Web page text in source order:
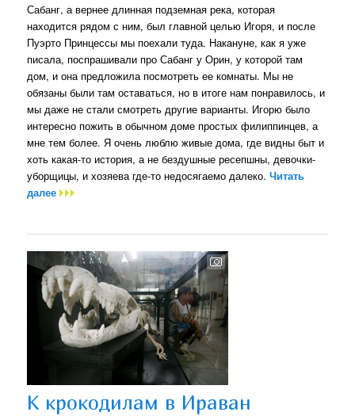
Сабанг, а вернее длинная подземная река, которая
находится рядом с ним, был главной целью Игоря, и после
Пуэрто Принцессы мы поехали туда. Накануне, как я уже
писала, поспрашивали про Сабанг у Орин, у которой там
дом, и она предложила посмотреть ее комнаты. Мы не
обязаны были там оставаться, но в итоге нам понравилось, и
мы даже не стали смотреть другие варианты. Игорю было
интересно пожить в обычном доме простых филиппинцев, а
мне тем более. Я очень люблю живые дома, где видны быт и
хоть какая-то история, а не бездушные ресепшны, девочки-
уборщицы, и хозяева где-то недосягаемо далеко.Читать
далее
К крокодилам в Ираван